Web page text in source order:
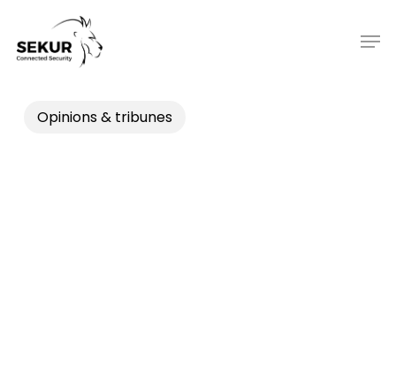
main
Opinions & tribunes